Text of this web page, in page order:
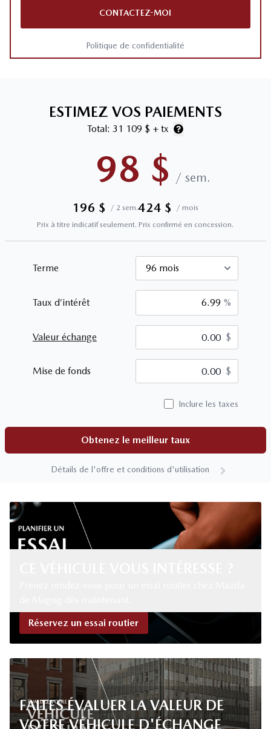
CONTACTEZ-MOI
Politique de confidentialité
ESTIMEZ VOS PAIEMENTS
Total: 31 109 $ + tx
98 $ / sem.
196 $ / 2 sem.424 $ / mois
Prix à titre indicatif seulement. Prix confirmé en concession.
Terme
Taux d’intérêt %
Valeur échange $ $
Mise de fonds $
Inclure les taxes
Obtenez le meilleur taux
Détails de l'offre et conditions d'utilisation
Réservez un essai routier
FAITES ÉVALUER LA VALEUR DE
VOTRE VÉHICULE D'ÉCHANGE